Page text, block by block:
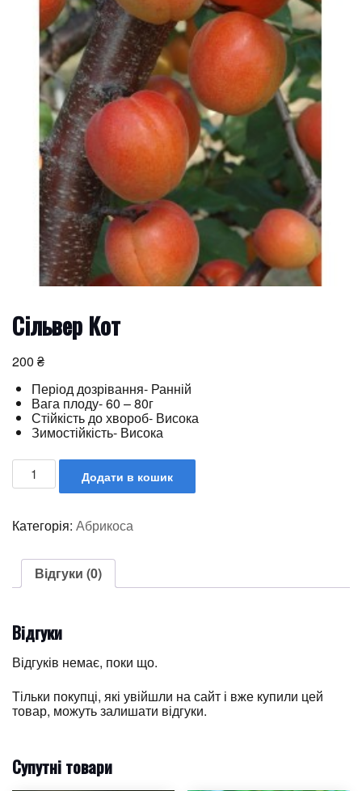
Сільвер Кот
200 ₴
Період дозрівання- Ранній
Вага плоду- 60 – 80г
Стійкість до хвороб- Висока
Зимостійкість- Висока
Додати в кошик
Категорія: Абрикоса
Відгуки (0)
Відгуки
Відгуків немає, поки що.
Тільки покупці, які увійшли на сайт і вже купили цей
товар, можуть залишати відгуки.
Супутні товари